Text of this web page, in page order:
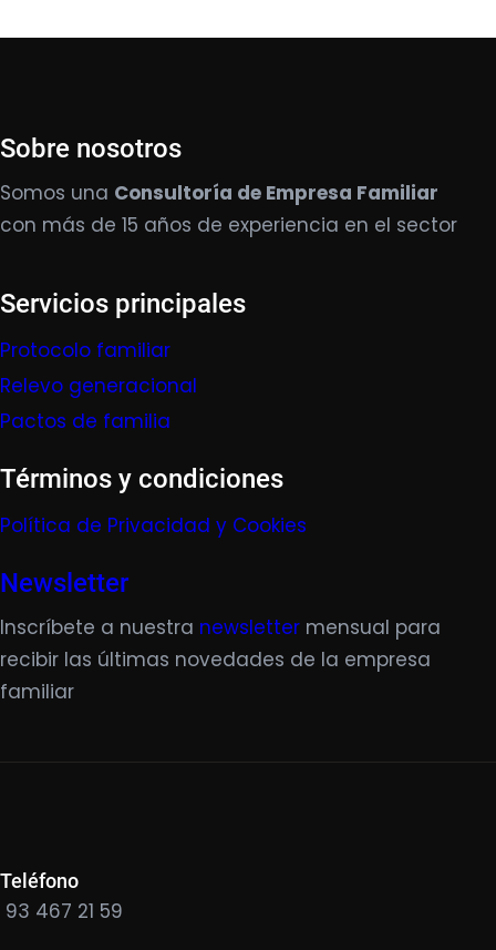
Sobre nosotros
Somos una Consultoría de Empresa Familiar
con más de 15 años de experiencia en el sector
Servicios principales
Protocolo familiar
Relevo generacional
Pactos de familia
Términos y condiciones
Política de Privacidad y Cookies
Newsletter
Inscríbete a nuestra newsletter mensual para
recibir las últimas novedades de la empresa
familiar
Teléfono
93 467 21 59